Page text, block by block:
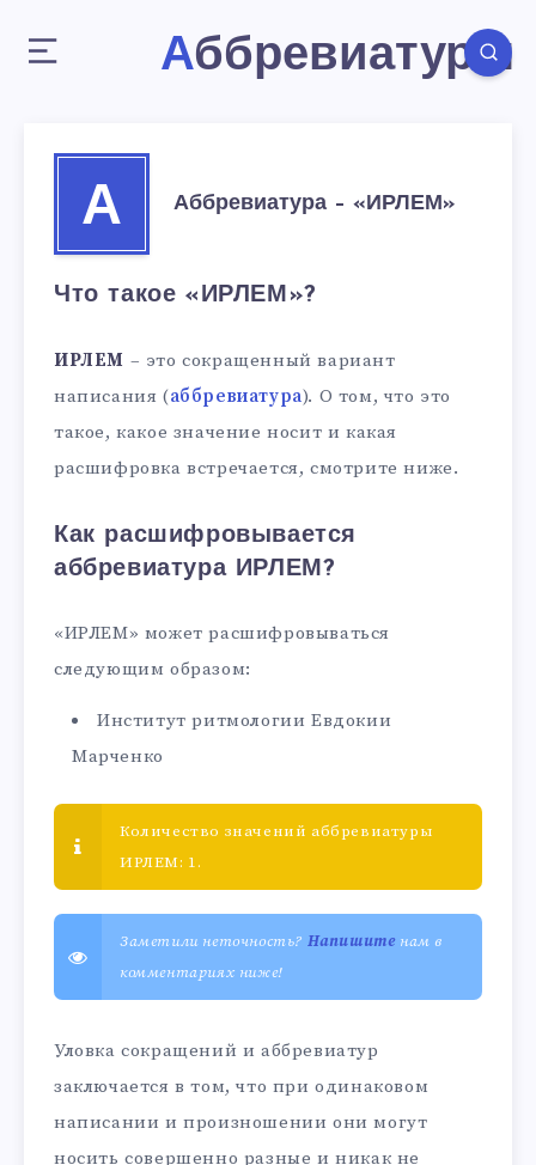
Аббревиатуры
А Аббревиатура – «ИРЛЕМ»
Что такое «ИРЛЕМ»?
ИРЛЕМ – это сокращенный вариант
написания (аббревиатура). О том, что это
такое, какое значение носит и какая
расшифровка встречается, смотрите ниже.
Как расшифровывается
аббревиатура ИРЛЕМ?
«ИРЛЕМ» может расшифровываться
следующим образом:
Институт ритмологии Евдокии
Марченко
Количество значений аббревиатуры
ИРЛЕМ: 1.
Заметили неточность? Напишитенам в
комментариях ниже!
Уловка сокращений и аббревиатур
заключается в том, что при одинаковом
написании и произношении они могут
носить совершенно разные и никак не